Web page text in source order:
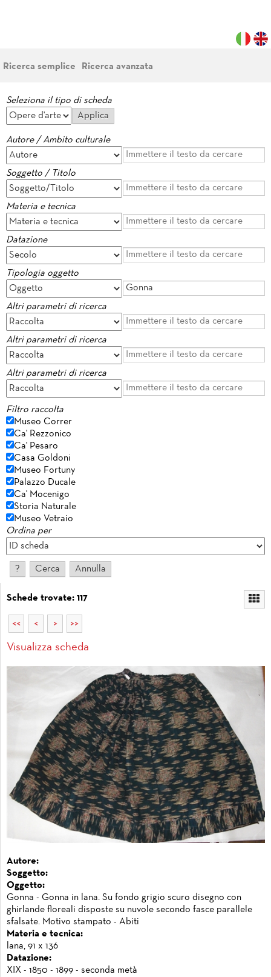
Ricerca semplice Ricerca avanzata
Seleziona il tipo di scheda
Autore / Ambito culturale
Soggetto / Titolo
Materia e tecnica
Datazione
Tipologia oggetto
Altri parametri di ricerca
Altri parametri di ricerca
Altri parametri di ricerca
Filtro raccolta
Museo Correr
Ca' Rezzonico
Ca' Pesaro
Casa Goldoni
Museo Fortuny
Palazzo Ducale
Ca' Mocenigo
Storia Naturale
Museo Vetraio
Ordina per
Schede trovate: 117
<< < > >>
Visualizza scheda
Autore:
Soggetto:
Oggetto:
Gonna - Gonna in lana. Su fondo grigio scuro disegno con
ghirlande floreali disposte su nuvole secondo fasce parallele
sfalsate. Motivo stampato - Abiti
Materia e tecnica:
lana, 91 x 136
Datazione:
XIX - 1850 - 1899 - seconda metà